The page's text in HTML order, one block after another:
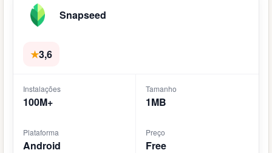
Snapseed
★3,6
Instalações
100M+
Tamanho
1MB
Plataforma
Android
Preço
Free